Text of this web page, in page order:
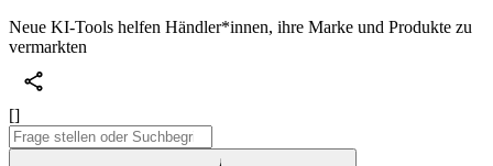
Neue KI-Tools helfen Händler*innen, ihre Marke und Produkte zu
vermarkten
[]